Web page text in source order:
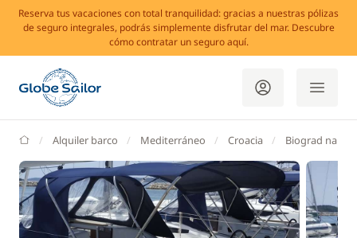
Reserva tus vacaciones con total tranquilidad: gracias a nuestras pólizas
de seguro integrales, podrás simplemente disfrutar del mar. Descubre
cómo contratar un seguro aquí.
GlobeSailor
Alquiler barco Mediterráneo Croacia Biograd na